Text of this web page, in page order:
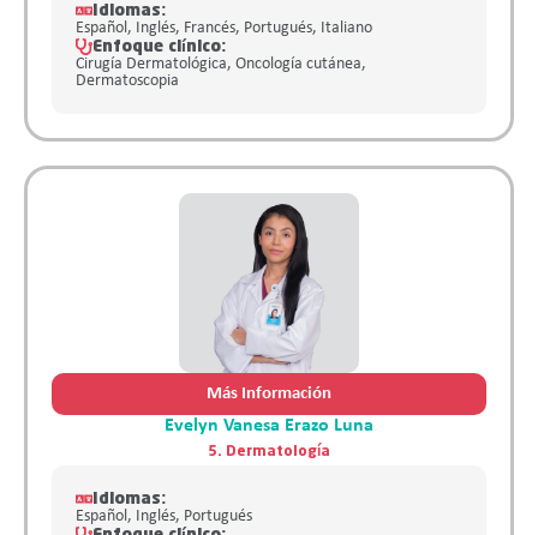
Idiomas:
Español, Inglés, Francés, Portugués, Italiano
Enfoque clínico:
Cirugía Dermatológica, Oncología cutánea,
Dermatoscopia
Más Información
Evelyn Vanesa Erazo Luna
5. Dermatología
Idiomas:
Español, Inglés, Portugués